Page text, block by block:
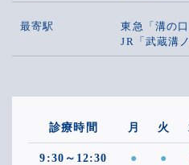
最寄駅
東急「溝の
JR「武蔵溝
診療時間 月 火
9:30～12:30 ● ●